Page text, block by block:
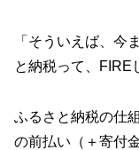
「そういえば、今
と納税って、FIRE
ふるさと納税の仕
の前払い（＋寄付